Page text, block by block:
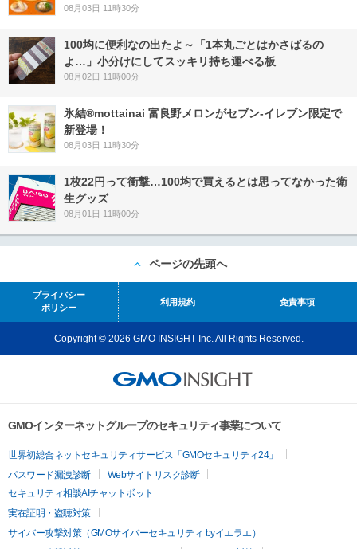
08月03日 11時30分
100均に便利なの出たよ～「1本丸ごとはかさばるの
よ…」小分けにしてスッキリ持ち運べる板
08月02日 11時00分
氷結®mottainai 富良野メロンがセブン‐イレブン限定で
新登場！
08月03日 11時30分
1枚22円って衝撃…100均で買えるとは思ってなかった衛
生グッズ
08月01日 11時00分
ページの先頭へ
プライバシー
ポリシー
利用規約 免責事項
Copyright © 2026 GMO INSIGHT Inc. All Rights Reserved.
GMOインターネットグループのセキュリティ事業について
世界初総合ネットセキュリティサービス「GMOセキュリティ24」
パスワード漏洩診断
Webサイトリスク診断
セキュリティ相談AIチャットボット
実在証明・盗聴対策
サイバー攻撃対策（GMOサイバーセキュリティ byイエラエ）